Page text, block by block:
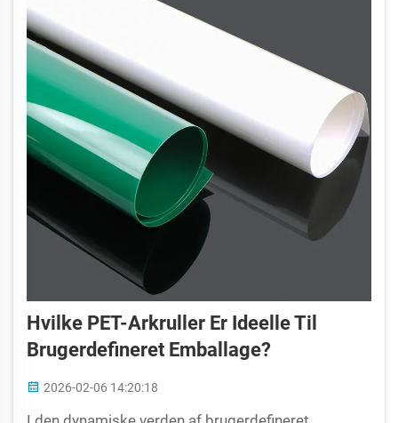
Hvilke PET-Arkruller Er Ideelle Til
Brugerdefineret Emballage?
2026-02-06 14:20:18